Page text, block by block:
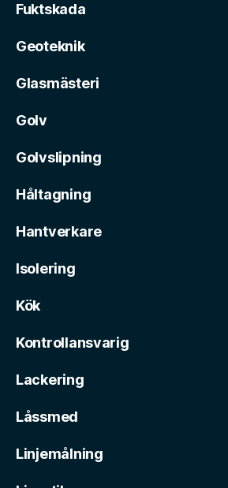
Fuktskada
Geoteknik
Glasmästeri
Golv
Golvslipning
Håltagning
Hantverkare
Isolering
Kök
Kontrollansvarig
Lackering
Låssmed
Linjemålning